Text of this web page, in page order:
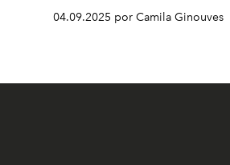
04.09.2025 por Camila Ginouves